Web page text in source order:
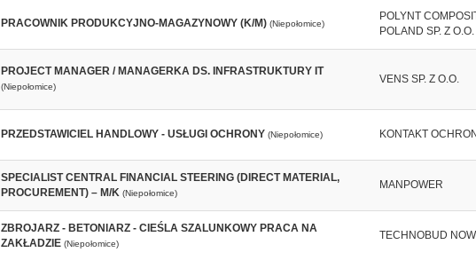
PRACOWNIK PRODUKCYJNO-MAGAZYNOWY (K/M) (Niepołomice)
POLYNT
POLAND SP. Z O.O.
PROJECT MANAGER / MANAGERKA DS. INFRASTRUKTURY IT
(Niepołomice)
VENS SP. Z O.O.
PRZEDSTAWICIEL HANDLOWY - USŁUGI OCHRONY (Niepołomice) KONTAKT
SPECIALIST CENTRAL FINANCIAL STEERING (DIRECT MATERIAL,
PROCUREMENT) – M/K (Niepołomice)
MANPOWER
ZBROJARZ - BETONIARZ - CIEŚLA SZALUNKOWY PRACA NA
ZAKŁADZIE (Niepołomice)
TECHNOBUD